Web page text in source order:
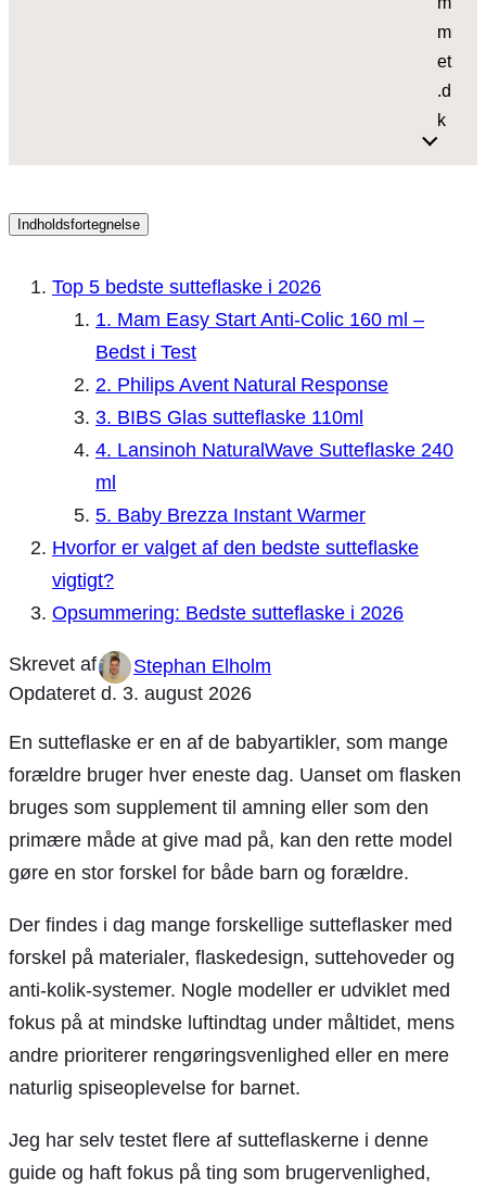
m
et
.d
k
Indholdsfortegnelse
Top 5 bedste sutteflaske i 2026
1. Mam Easy Start Anti-Colic 160 ml –
Bedst i Test
2. Philips Avent Natural Response
3. BIBS Glas sutteflaske 110ml
4. Lansinoh NaturalWave Sutteflaske 240
ml
5. Baby Brezza Instant Warmer
Hvorfor er valget af den bedste sutteflaske
vigtigt?
Opsummering: Bedste sutteflaske i 2026
Stephan Elholm
Opdateret d. 3. august 2026
En sutteflaske er en af de babyartikler, som mange
forældre bruger hver eneste dag. Uanset om flasken
bruges som supplement til amning eller som den
primære måde at give mad på, kan den rette model
gøre en stor forskel for både barn og forældre.
Der findes i dag mange forskellige sutteflasker med
forskel på materialer, flaskedesign, suttehoveder og
anti-kolik-systemer. Nogle modeller er udviklet med
fokus på at mindske luftindtag under måltidet, mens
andre prioriterer rengøringsvenlighed eller en mere
naturlig spiseoplevelse for barnet.
Jeg har selv testet flere af sutteflaskerne i denne
guide og haft fokus på ting som brugervenlighed,